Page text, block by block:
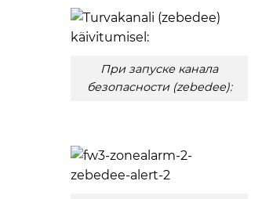
При запуске канала
безопасности (zebedee):